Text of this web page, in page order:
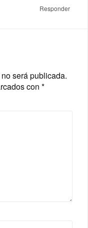
Responder
será publicada.
con *